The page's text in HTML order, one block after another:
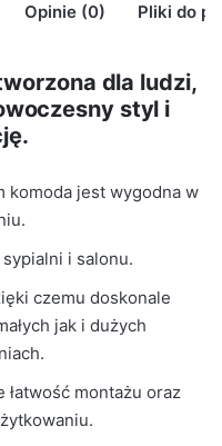
Opinie (0) Pliki do
dla ludzi,
styl i
komoda jest wygodna w
i salonu.
czemu doskonale
jak i dużych
montażu oraz
purchased this